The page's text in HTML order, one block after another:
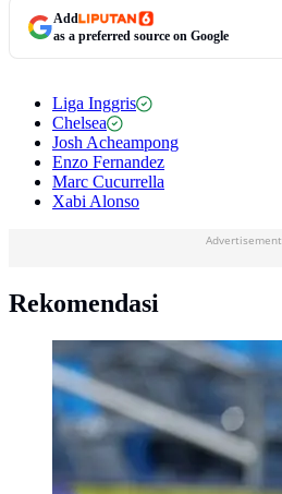
Add
as a preferred source on Google
Liga Inggris
Chelsea
Josh Acheampong
Enzo Fernandez
Marc Cucurrella
Xabi Alonso
Advertisement
Rekomendasi